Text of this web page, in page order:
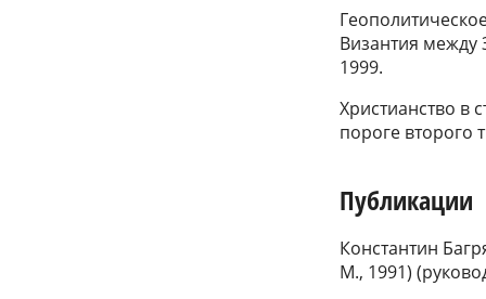
Византия между
1999.
Христианство в
пороге второго
Публикации
Константин
М., 1991)